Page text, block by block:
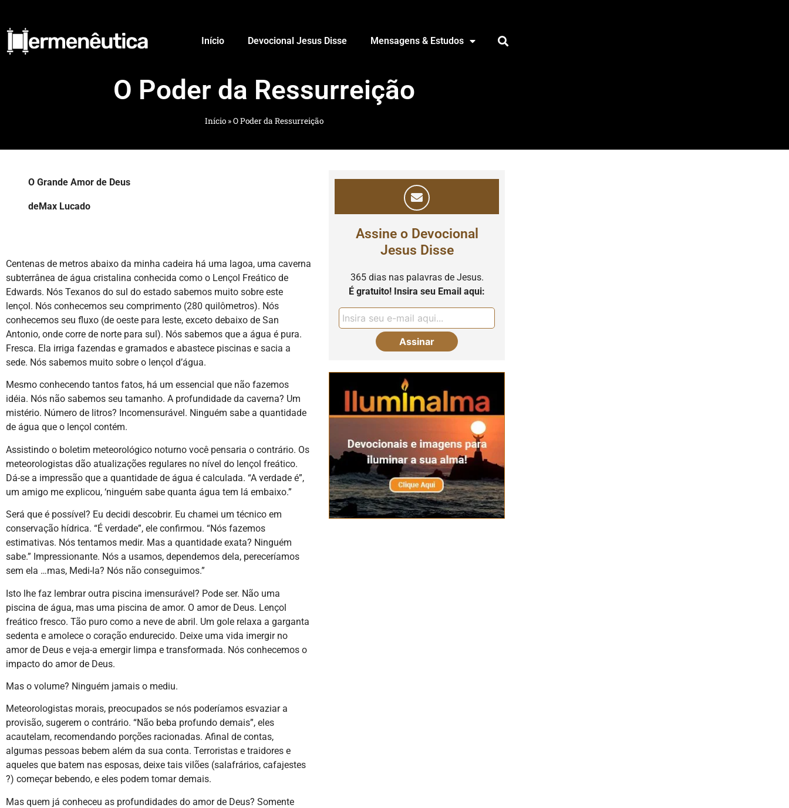
Início Devocional Jesus Disse Mensagens & Estudos
O Poder da Ressurreição
Início »O Poder da Ressurreição
O Grande Amor de Deus
deMax Lucado
Centenas de metros abaixo da minha cadeira há uma lagoa, uma caverna
subterrânea de água cristalina conhecida como o Lençol Freático de
Edwards. Nós Texanos do sul do estado sabemos muito sobre este
lençol. Nós conhecemos seu comprimento (280 quilômetros). Nós
conhecemos seu fluxo (de oeste para leste, exceto debaixo de San
Antonio, onde corre de norte para sul). Nós sabemos que a água é pura.
Fresca. Ela irriga fazendas e gramados e abastece piscinas e sacia a
sede. Nós sabemos muito sobre o lençol d’água.
Mesmo conhecendo tantos fatos, há um essencial que não fazemos
idéia. Nós não sabemos seu tamanho. A profundidade da caverna? Um
mistério. Número de litros? Incomensurável. Ninguém sabe a quantidade
de água que o lençol contém.
Assistindo o boletim meteorológico noturno você pensaria o contrário. Os
meteorologistas dão atualizações regulares no nível do lençol freático.
Dá-se a impressão que a quantidade de água é calculada. “A verdade é”,
um amigo me explicou, ‘ninguém sabe quanta água tem lá embaixo.”
Será que é possível? Eu decidi descobrir. Eu chamei um técnico em
conservação hídrica. “É verdade”, ele confirmou. “Nós fazemos
estimativas. Nós tentamos medir. Mas a quantidade exata? Ninguém
sabe.” Impressionante. Nós a usamos, dependemos dela, pereceríamos
sem ela …mas, Medi-la? Nós não conseguimos.”
Isto lhe faz lembrar outra piscina imensurável? Pode ser. Não uma
piscina de água, mas uma piscina de amor. O amor de Deus. Lençol
freático fresco. Tão puro como a neve de abril. Um gole relaxa a garganta
sedenta e amolece o coração endurecido. Deixe uma vida imergir no
amor de Deus e veja-a emergir limpa e transformada. Nós conhecemos o
impacto do amor de Deus.
Mas o volume? Ninguém jamais o mediu.
Meteorologistas morais, preocupados se nós poderíamos esvaziar a
provisão, sugerem o contrário. “Não beba profundo demais”, eles
acautelam, recomendando porções racionadas. Afinal de contas,
algumas pessoas bebem além da sua conta. Terroristas e traidores e
aqueles que batem nas esposas, deixe tais vilões (salafrários, cafajestes
?) começar bebendo, e eles podem tomar demais.
Mas quem já conheceu as profundidades do amor de Deus? Somente
Assine o Devocional
Jesus Disse
365 dias nas palavras de Jesus.
É gratuito! Insira seu Email aqui: